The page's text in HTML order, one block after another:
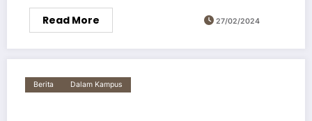
Read More 27/02/2024
Berita Dalam Kampus